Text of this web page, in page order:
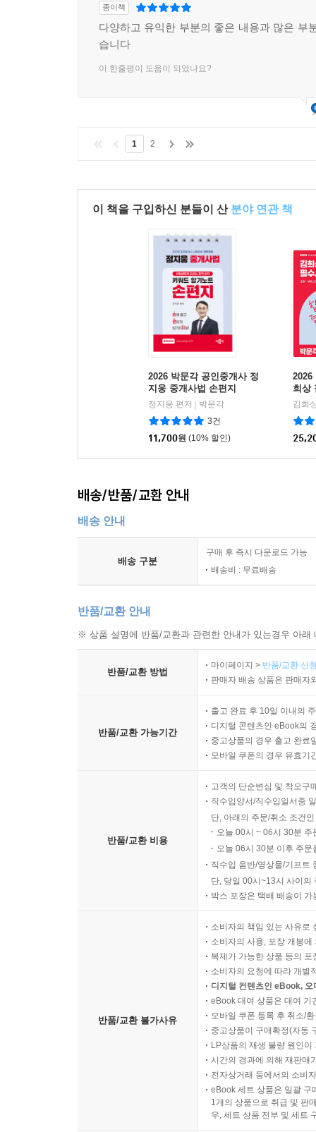
종이책
다양하고 유익한 부분의 좋은 내용과 많은 부
습니다
이 한줄평이 도움이 되었나요?
1 2
이 책을 구입하신 분들이 산 분야 연관 책
2026 박문각 공인중개사 정
지웅 중개사법 손편지
정지웅 편저 | 박문각
3건
11,700원 (10% 할인)
2026
희상
법
김희
배송/반품/교환 안내
배송 안내
배송 구분
구매 후 즉시 다운로드 가능
배송비 : 무료배송
반품/교환 안내
※ 상품 설명에 반품/교환과 관련한 안내가 있는경우 아
반품/교환 방법
마이페이지 > 반품/교환 신
판매자 배송 상품은 판매자
반품/교환 가능기간
출고 완료 후 10일 이내의
디지털 콘텐츠인 eBook의
중고상품의 경우 출고 완료
모바일 쿠폰의 경우 유효기
반품/교환 비용
고객의 단순변심 및 착오구
직수입양서/직수입일서중
단, 아래의 주문/취소 조건
오늘 00시 ~ 06시 30분
오늘 06시 30분 이후 주
직수입 음반/영상물/기프트
단, 당일 00시~13시 사이의
박스 포장은 택배 배송이
반품/교환 불가사유
소비자의 책임 있는 사유로
소비자의 사용, 포장 개봉
복제가 가능한 상품 등의
소비자의 요청에 따라 개별
디지털 컨텐츠인 eBook,
eBook 대여 상품은 대여 기
모바일 쿠폰 등록 후 취소/
중고상품이 구매확정(자동
LP상품의 재생 불량 원인
시간의 경과에 의해 재판매
전자상거래 등에서의 소비
eBook 세트 상품은 일괄 구
1개의 상품으로 취급 및 판
우, 세트 상품 전부 및 세트